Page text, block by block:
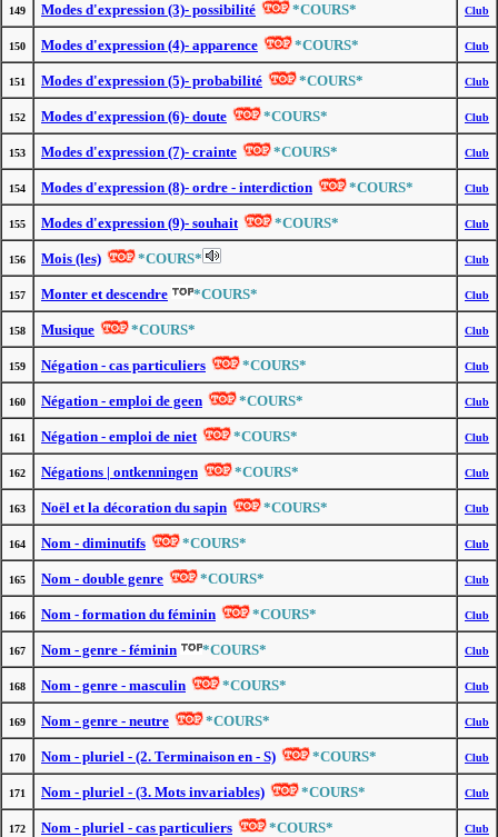
149 Modes d'expression (3)- possibilité *COURS* Club
150 Modes d'expression (4)- apparence *COURS* Club
151 Modes d'expression (5)- probabilité *COURS* Club
152 Modes d'expression (6)- doute *COURS* Club
153 Modes d'expression (7)- crainte *COURS* Club
154 Modes d'expression (8)- ordre - interdiction *COURS* Club
155 Modes d'expression (9)- souhait *COURS* Club
156 Mois (les) *COURS* Club
157 Monter et descendre *COURS* Club
158 Musique *COURS* Club
159 Négation - cas particuliers *COURS* Club
160 Négation - emploi de geen *COURS* Club
161 Négation - emploi de niet *COURS* Club
162 Négations | ontkenningen *COURS* Club
163 Noël et la décoration du sapin *COURS* Club
164 Nom - diminutifs *COURS* Club
165 Nom - double genre *COURS* Club
166 Nom - formation du féminin *COURS* Club
167 Nom - genre - féminin *COURS* Club
168 Nom - genre - masculin *COURS* Club
169 Nom - genre - neutre *COURS* Club
170 Nom - pluriel - (2. Terminaison en - S) *COURS* Club
171 Nom - pluriel - (3. Mots invariables) *COURS* Club
172 Nom - pluriel - cas particuliers *COURS* Club